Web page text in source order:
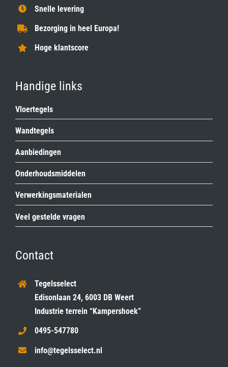
Snelle levering
Bezorging in heel Europa!
Hoge klantscore
Handige links
Vloertegels
Wandtegels
Aanbiedingen
Onderhoudsmiddelen
Verwerkingsmaterialen
Veel gestelde vragen
Contact
Tegelsselect
Edisonlaan 24, 6003 DB Weert
Industrie terrein “Kampershoek”
0495-547780
info@tegelsselect.nl